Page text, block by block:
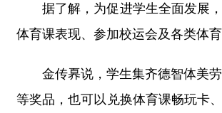
据了解，为促进学生全面发展，
体育课表现、参加校运会及各类体
金传奡说，学生集齐德智体美劳
等奖品，也可以兑换体育课畅玩卡